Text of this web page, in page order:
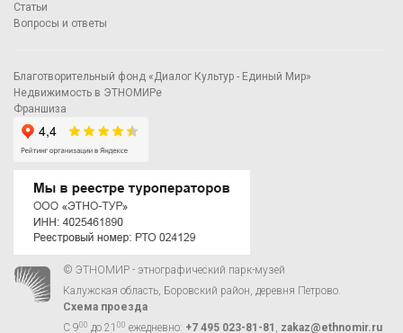
Статьи
Вопросы и ответы
Благотворительный фонд «Диалог Культур - Единый Мир»
Недвижимость в ЭТНОМИРе
Франшиза
© ЭТНОМИР - этнографический парк-музей
Калужская область, Боровский район, деревня Петрово.
Схема проезда
С 900 до 21 00 ежедневно: +7 495 023-81-81 , zakaz@ethnomir.ru